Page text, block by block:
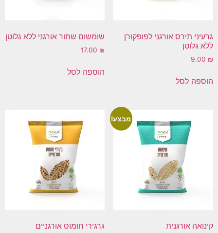
גרעיני תירס אורגני לפופקורן
ללא גלוטן
9.00 ₪
הוספה לסל
שומשום שחור אורגני ללא גלוטן
17.00 ₪
הוספה לסל
מבצע!
קינואה אורגנית גרגירי חומוס אורגניים